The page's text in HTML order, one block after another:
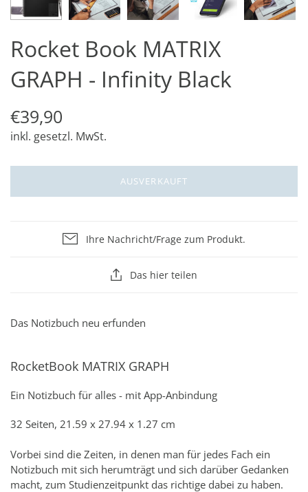
Rocket Book MATRIX
GRAPH - Infinity Black
€39,90
inkl. gesetzl. MwSt.
AUSVERKAUFT
Ihre Nachricht/Frage zum Produkt.
Das hier teilen
Das Notizbuch neu erfunden
RocketBook MATRIX GRAPH
Ein Notizbuch für alles - mit App-Anbindung
32 Seiten, 21.59 x 27.94 x 1.27 cm
Vorbei sind die Zeiten, in denen man für jedes Fach ein
Notizbuch mit sich herumträgt und sich darüber Gedanken
macht, zum Studienzeitpunkt das richtige dabei zu haben.